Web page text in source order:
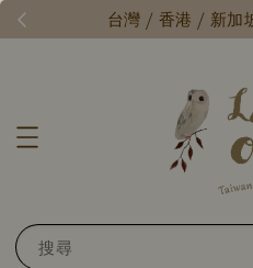
台灣 / 香港 / 新加
搜尋